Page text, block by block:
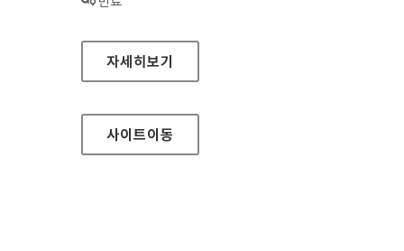
성북장애인복지관 대표 홈페이지
자세히보기
사이트이동